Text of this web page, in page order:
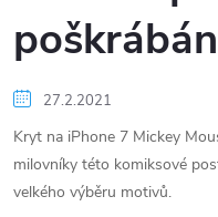
27.2.2021
Kryt na iPhone 7 Mickey
milovníky této komiksové
velkého výběru motivů.